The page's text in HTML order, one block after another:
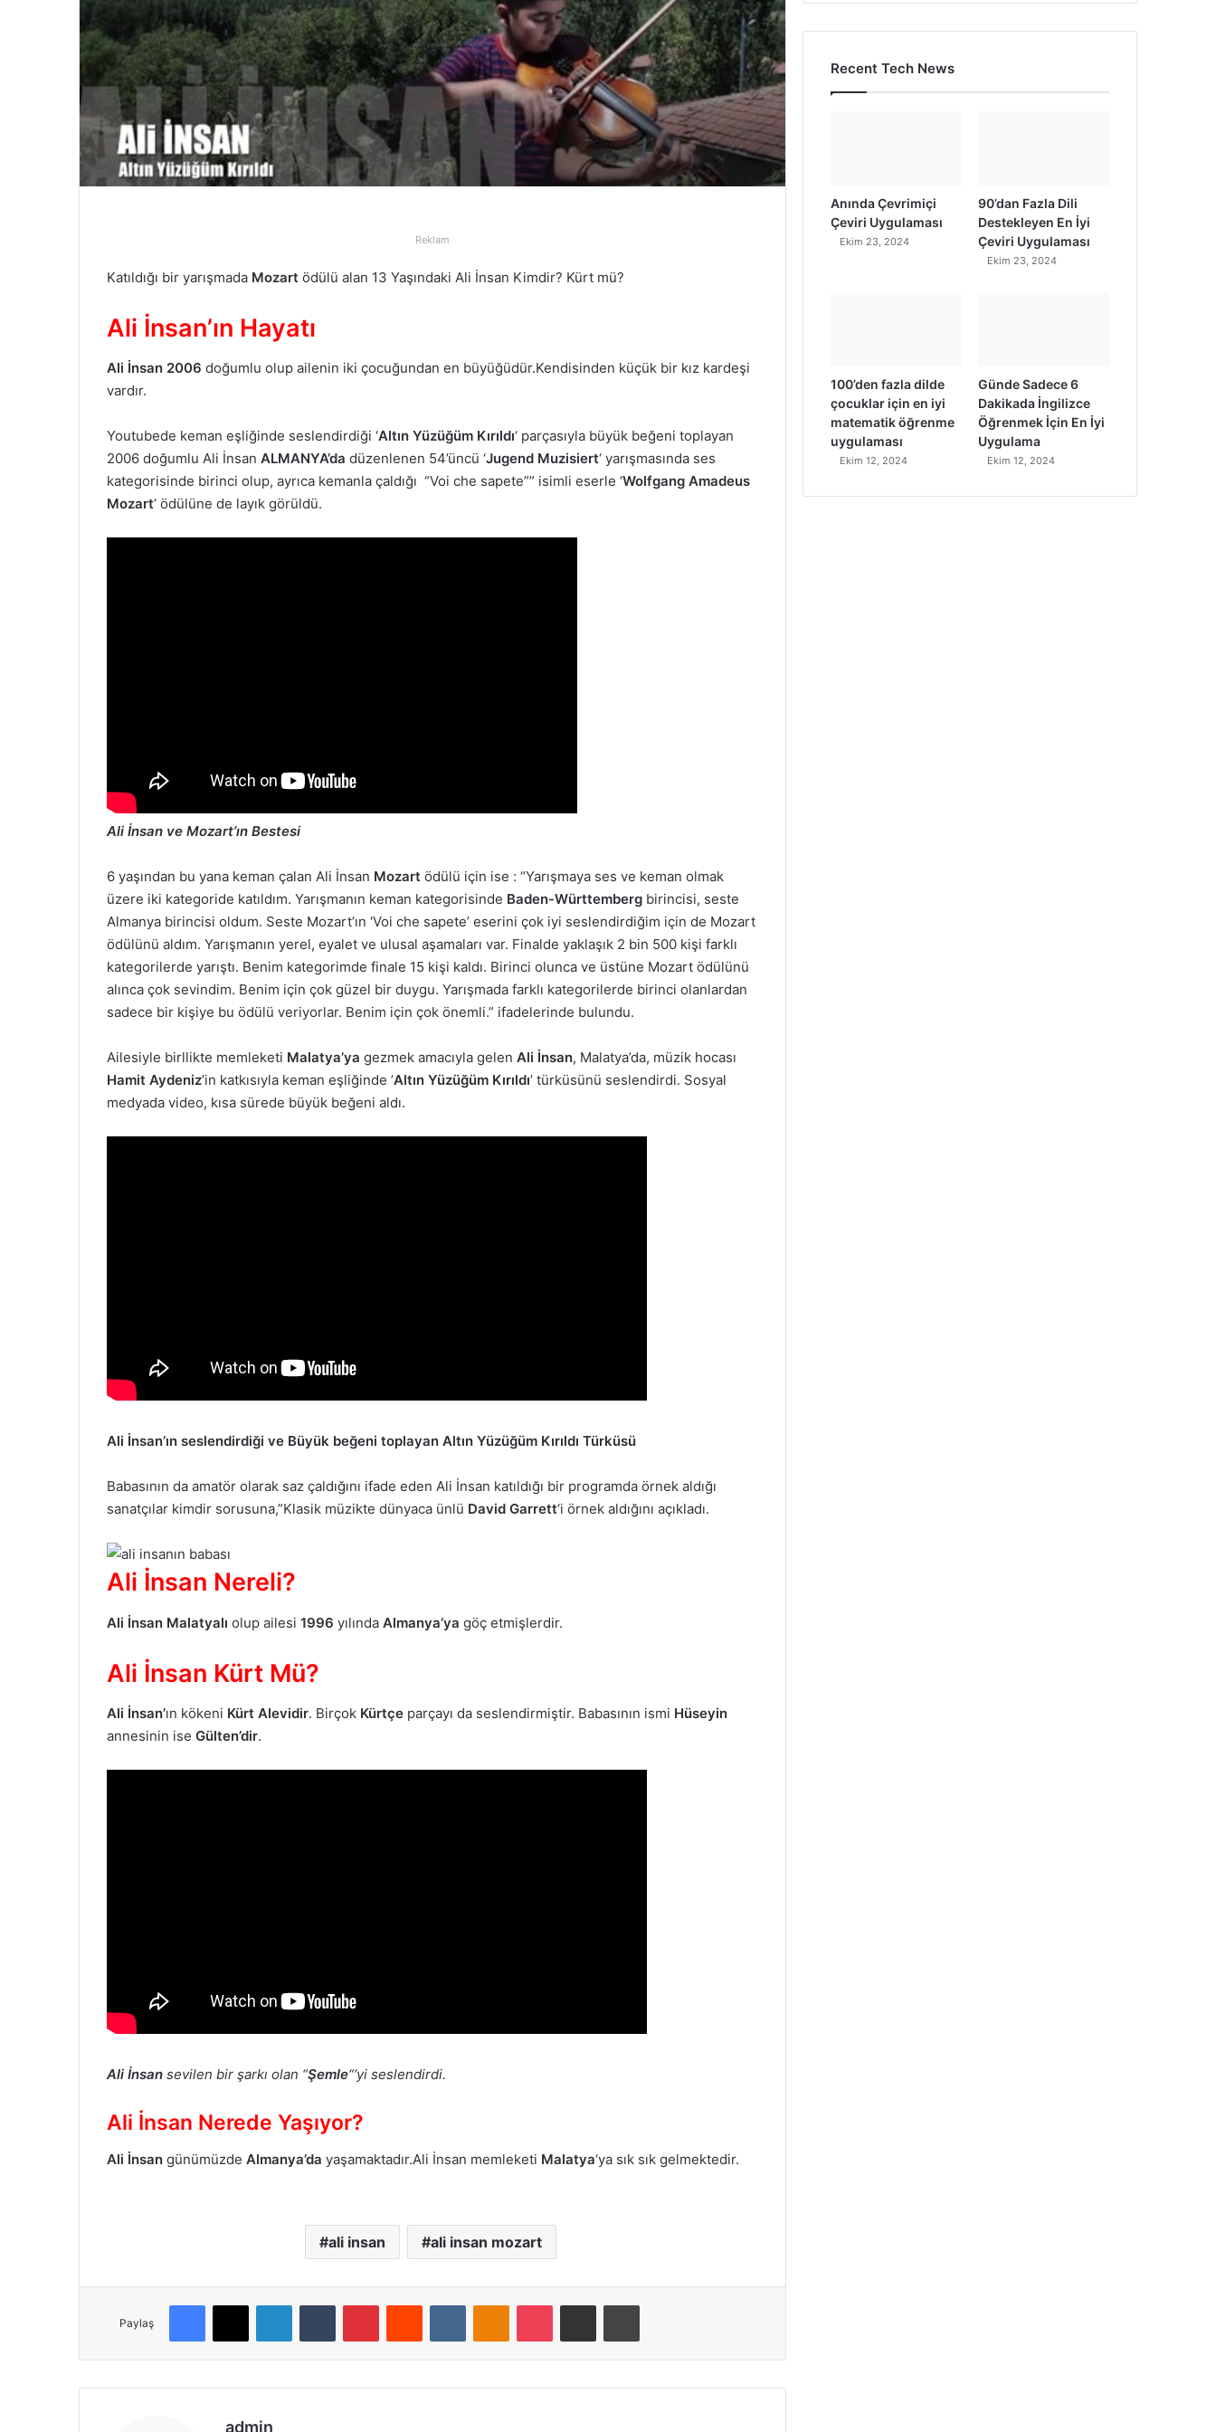
e
m
e
Reklam
Katıldığı bir yarışmada Mozart ödülü alan 13 Yaşındaki Ali İnsan Kimdir? Kürt mü?
Ali İnsan’ın Hayatı
Ali İnsan 2006 doğumlu olup ailenin iki çocuğundan en büyüğüdür.Kendisinden küçük bir kız kardeşi
vardır.
Youtubede keman eşliğinde seslendirdiği ‘Altın Yüzüğüm Kırıldı‘ parçasıyla büyük beğeni toplayan
2006 doğumlu Ali İnsan ALMANYA’da düzenlenen 54’üncü ‘Jugend Muzisiert‘ yarışmasında ses
kategorisinde birinci olup, ayrıca kemanla çaldığı “Voi che sapete”” isimli eserle ‘Wolfgang Amadeus
Mozart‘ ödülüne de layık görüldü.
Ali İnsan ve Mozart’ın Bestesi
6 yaşından bu yana keman çalan Ali İnsan Mozart ödülü için ise : “Yarışmaya ses ve keman olmak
üzere iki kategoride katıldım. Yarışmanın keman kategorisinde Baden-Württemberg birincisi, seste
Almanya birincisi oldum. Seste Mozart’ın ‘Voi che sapete’ eserini çok iyi seslendirdiğim için de Mozart
ödülünü aldım. Yarışmanın yerel, eyalet ve ulusal aşamaları var. Finalde yaklaşık 2 bin 500 kişi farklı
kategorilerde yarıştı. Benim kategorimde finale 15 kişi kaldı. Birinci olunca ve üstüne Mozart ödülünü
alınca çok sevindim. Benim için çok güzel bir duygu. Yarışmada farklı kategorilerde birinci olanlardan
sadece bir kişiye bu ödülü veriyorlar. Benim için çok önemli.” ifadelerinde bulundu.
Ailesiyle birllikte memleketi Malatya’ya gezmek amacıyla gelen Ali İnsan, Malatya’da, müzik hocası
Hamit Aydeniz’in katkısıyla keman eşliğinde ’Altın Yüzüğüm Kırıldı’ türküsünü seslendirdi. Sosyal
medyada video, kısa sürede büyük beğeni aldı.
Ali İnsan’ın seslendirdiği ve Büyük beğeni toplayan Altın Yüzüğüm Kırıldı Türküsü
Babasının da amatör olarak saz çaldığını ifade eden Ali İnsan katıldığı bir programda örnek aldığı
sanatçılar kimdir sorusuna,”Klasik müzikte dünyaca ünlü David Garrett‘i örnek aldığını açıkladı.
Ali İnsan Nereli?
Ali İnsan Malatyalı olup ailesi 1996 yılında Almanya’ya göç etmişlerdir.
Ali İnsan Kürt Mü?
Ali İnsan’ın kökeni Kürt Alevidir. Birçok Kürtçe parçayı da seslendirmiştir. Babasının ismi Hüseyin
annesinin ise Gülten’dir.
Ali İnsan sevilen bir şarkı olan “Şemle“‘yi seslendirdi.
Ali İnsan Nerede Yaşıyor?
Ali İnsan günümüzde Almanya’da yaşamaktadır.Ali İnsan memleketi Malatya‘ya sık sık gelmektedir.
ali insan ali insan mozart
Paylaş
admin
Recent Tech News
Anında Çevrimiçi
Çeviri Uygulaması
Ekim 23, 2024
90’dan Fazla Dili
Destekleyen En İyi
Çeviri Uygulaması
Ekim 23, 2024
100’den fazla dilde
çocuklar için en iyi
matematik öğrenme
uygulaması
Ekim 12, 2024
Günde Sadece 6
Dakikada İngilizce
Öğrenmek İçin En İyi
Uygulama
Ekim 12, 2024